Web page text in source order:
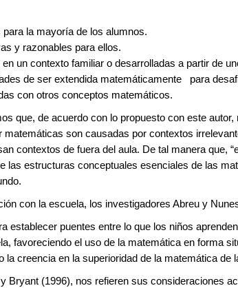
para la mayoría de los alumnos.
y razonables para ellos.
un contexto familiar o desarrolladas a partir de
de ser extendida matemáticamente para
con otros conceptos matemáticos.
que, de acuerdo con lo propuesto con este
matemáticas son causadas por contextos
contextos de fuera del aula. De tal manera que,
las estructuras conceptuales esenciales de las
con la escuela, los investigadores Abreu y
establecer puentes entre lo que los niños
favoreciendo el uso de la matemática en forma
la creencia en la superioridad de la matemática de
Bryant (1996), nos refieren sus consideraciones